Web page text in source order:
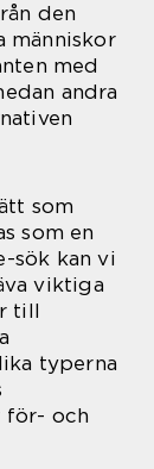
den
människor
med
andra
som
som en
sök kan vi
viktiga
till
typerna
för- och